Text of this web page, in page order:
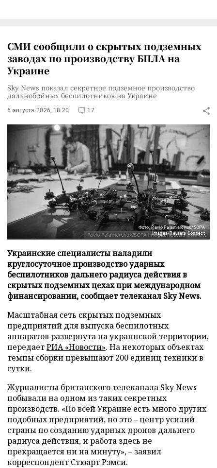
СМИ сообщили о скрытых подземных
заводах по производству БПЛА на
Украине
Sky News показал секретное подземное производство
дальнобойных беспилотников на Украине
6 августа 2026, 18:20 17
Фото: Pavlo Palamarchuk/SOPA
Images/Reuters Connect
Украинские специалисты наладили
круглосуточное производство ударных
беспилотников дальнего радиуса действия в
скрытых подземных цехах при международном
финансировании, сообщает телеканал Sky News.
Масштабная сеть скрытых подземных
предприятий для выпуска беспилотных
аппаратов развернута на украинской территории,
передаетРИА «Новости». На некоторых объектах
темпы сборки превышают 200 единиц техники в
сутки.
Журналисты британского телеканала Sky News
побывали на одном из таких секретных
производств. «По всей Украине есть много других
подобных предприятий, но это – центр усилий
страны по созданию ударных дронов дальнего
радиуса действия, и работа здесь не
прекращается ни на минуту», – заявил
корреспондент Стюарт Рэмси.